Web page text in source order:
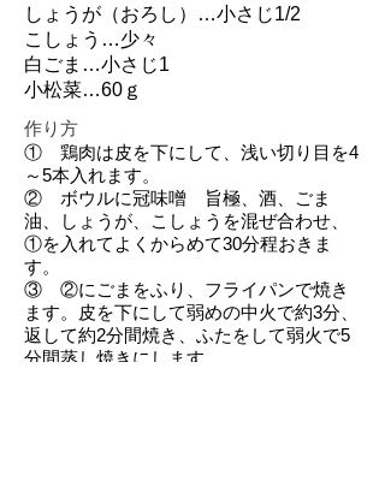
しょうが（おろし）…小さじ1/2
こしょう…少々
白ごま…小さじ1
小松菜…60ｇ
作り方
① 鶏肉は皮を下にして、浅い切り目を4
～5本入れます。
② ボウルに冠味噌 旨極、酒、ごま
油、しょうが、こしょうを混ぜ合わせ、
①を入れてよくからめて30分程おきま
す。
③ ②にごまをふり、フライパンで焼き
ます。皮を下にして弱めの中火で約3分、
返して約2分間焼き、ふたをして弱火で5
分間蒸し焼きにします。